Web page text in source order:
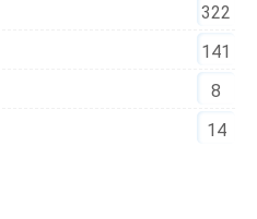
322
141
8
14